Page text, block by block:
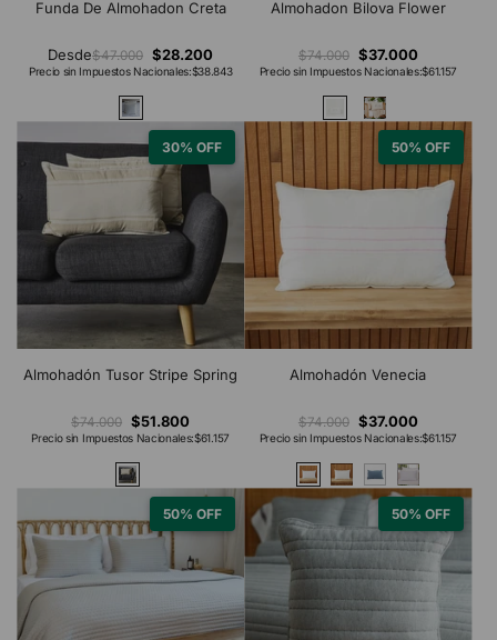
Funda De Almohadon Creta
Desde$47.000 $28.200
Precio sin Impuestos Nacionales:$38.843
Almohadon Bilova Flower
$74.000 $37.000
Precio sin Impuestos Nacionales:$61.157
30% OFF
Almohadón Tusor Stripe Spring
$74.000 $51.800
Precio sin Impuestos Nacionales:$61.157
50% OFF
Almohadón Venecia
$74.000 $37.000
Precio sin Impuestos Nacionales:$61.157
50% OFF 50% OFF